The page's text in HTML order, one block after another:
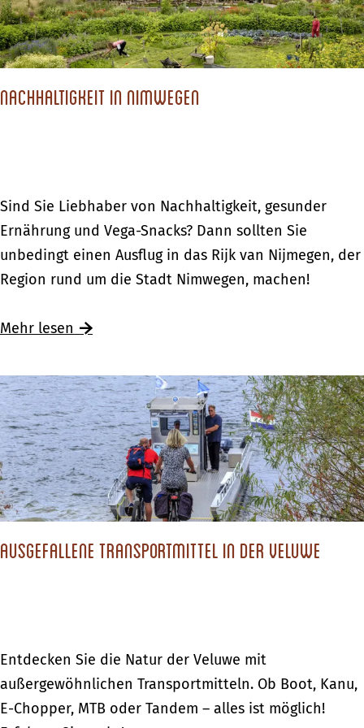
d
t
e
n
H
a
n
s
d
t
e
n
g
i
o
A
e
r
h
o
k
e
r
u
n
n
H
o
l
a
d
m
m
e
r
e
r
u
n
e
i
n
H
o
l
l
n
Nachhaltigkeit in Nimwegen
N
a
c
h
a
t
i
g
k
e
i
t
i
w
e
g
Sind Sie Liebhaber von Nachhaltigkeit, gesunder
Ernährung und Vega-Snacks? Dann sollten Sie
unbedingt einen Ausflug in das Rijk van Nijmegen, der
Region rund um die Stadt Nimwegen, machen!
Mehr lesen Ü
e
r
N
a
c
h
h
a
k
e
i
Ausgefallene Transportmittel in der Veluwe
A
u
s
Entdecken Sie die Natur der Veluwe mit
außergewöhnlichen Transportmitteln. Ob Boot, Kanu,
E-Chopper, MTB oder Tandem – alles ist möglich!